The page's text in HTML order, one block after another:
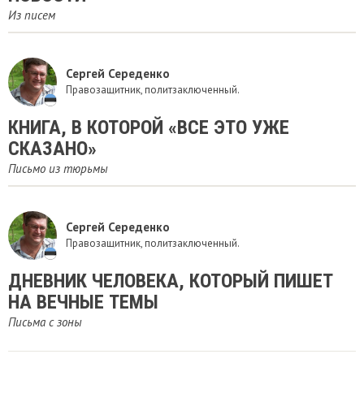
Из писем
Сергей Середенко
Правозащитник, политзаключенный.
КНИГА, В КОТОРОЙ «ВСЕ ЭТО УЖЕ
СКАЗАНО»
Письмо из тюрьмы
Сергей Середенко
Правозащитник, политзаключенный.
ДНЕВНИК ЧЕЛОВЕКА, КОТОРЫЙ ПИШЕТ
НА ВЕЧНЫЕ ТЕМЫ
Письма с зоны